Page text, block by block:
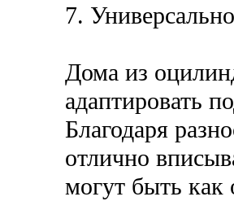
7.
Дома из
адаптировать
Благодаря
отлично
могут быть